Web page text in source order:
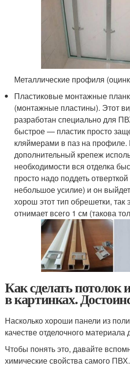
Металлические профиля
Пластиковые монтажные
(монтажные пластины). Этот
разработан специально для
быстрое — пластик просто
кляймерами в паз на профиле.
дополнительный крепеж
необходимости вся отделка
просто надо поддеть
небольшое усилие) и он
хорош этот тип обрешетки, так
отнимает всего 1 см (такова
Как сделать потолок
в картинках.
Насколько хороши панели из
качестве отделочного материала
Чтобы понять это, давайте
химические свойства самого ПВХ.